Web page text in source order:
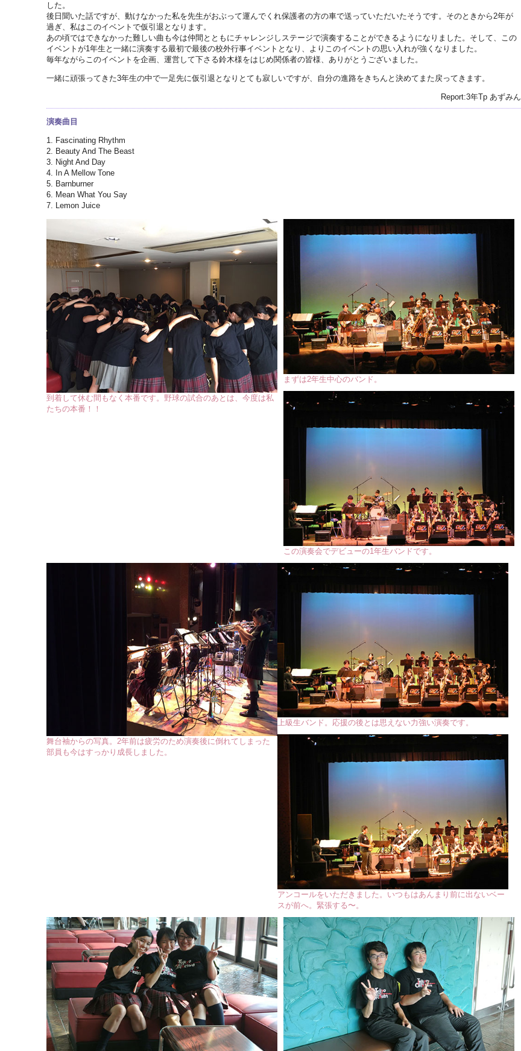
した。
後日聞いた話ですが、動けなかった私を先生がおぶって運んでくれ保護者の方の車で送っていただいたそうです。そのときから2年が
過ぎ、私はこのイベントで仮引退となります。
あの頃ではできなかった難しい曲も今は仲間とともにチャレンジしステージで演奏することができるようになりました。そして、この
イベントが1年生と一緒に演奏する最初で最後の校外行事イベントとなり、よりこのイベントの思い入れが強くなりました。
毎年ながらこのイベントを企画、運営して下さる鈴木様をはじめ関係者の皆様、ありがとうございました。
一緒に頑張ってきた3年生の中で一足先に仮引退となりとても寂しいですが、自分の進路をきちんと決めてまた戻ってきます。
Report:3年Tp あずみん
演奏曲目
1. Fascinating Rhythm
2. Beauty And The Beast
3. Night And Day
4. In A Mellow Tone
5. Barnburner
6. Mean What You Say
7. Lemon Juice
到着して休む間もなく本番です。野球の試合のあとは、今度は私
たちの本番！！
まずは2年生中心のバンド。
この演奏会でデビューの1年生バンドです。
舞台袖からの写真。2年前は疲労のため演奏後に倒れてしまった
部員も今はすっかり成長しました。
上級生バンド。応援の後とは思えない力強い演奏です。
アンコールをいただきました。いつもはあんまり前に出ないベー
スが前へ。緊張する〜。